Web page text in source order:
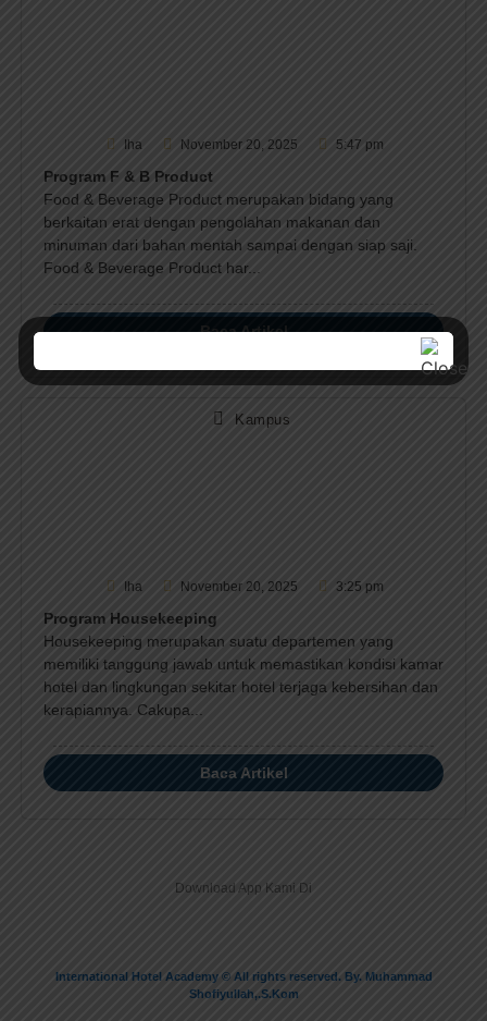
Iha November 20, 2025 5:47 pm
Program F & B Product
Food & Beverage Product merupakan bidang yang
berkaitan erat dengan pengolahan makanan dan
minuman dari bahan mentah sampai dengan siap saji.
Food & Beverage Product har...
Baca Artikel
Kampus
Iha November 20, 2025 3:25 pm
Program Housekeeping
Housekeeping merupakan suatu departemen yang
memiliki tanggung jawab untuk memastikan kondisi kamar
hotel dan lingkungan sekitar hotel terjaga kebersihan dan
kerapiannya. Cakupa...
Baca Artikel
Download App Kami Di
International Hotel Academy © All rights reserved. By. Muhammad
Shofiyullah,.S.Kom